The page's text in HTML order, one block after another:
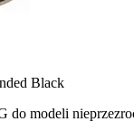
Black
do modeli